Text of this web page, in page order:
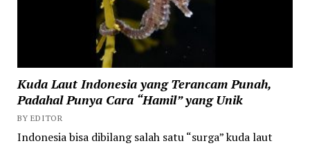
Kuda Laut Indonesia yang Terancam Punah,
Padahal Punya Cara “Hamil” yang Unik
BY EDITOR
Indonesia bisa dibilang salah satu “surga” kuda laut